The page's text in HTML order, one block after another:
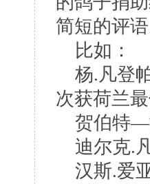
简短的评语
比如：
杨.凡登
次获荷兰最
贺伯特—
迪尔克.
汉斯.爱